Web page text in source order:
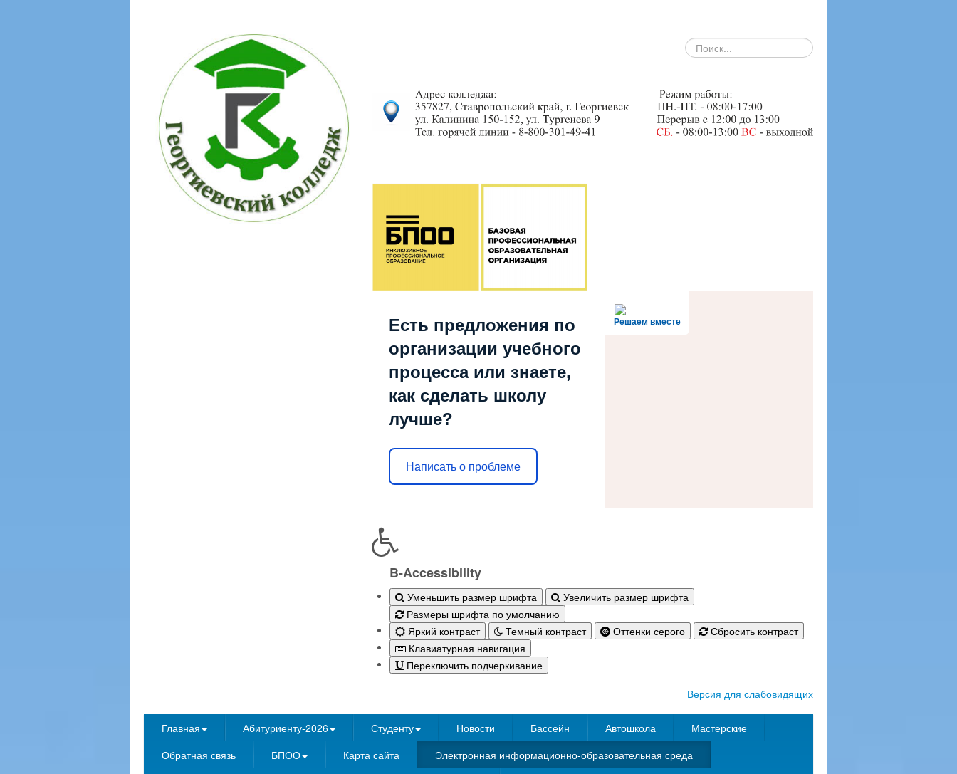
search
Решаем вместе
Есть предложения по
организации учебного
процесса или знаете,
как сделать школу
лучше?
Написать о проблеме
B-Accessibility
Уменьшить размер шрифта
Увеличить размер шрифта
Размеры шрифта по умолчанию
Яркий контраст
Темный контраст Оттенки серого
Сбросить контраст
Клавиатурная навигация
Переключить подчеркивание
Версия для слабовидящих
Главная Абитуриенту-2026 Студенту Новости Бассейн Автошкола
Мастерские
Обратная связь
БПОО Карта сайта
Электронная информационно-образовательная среда